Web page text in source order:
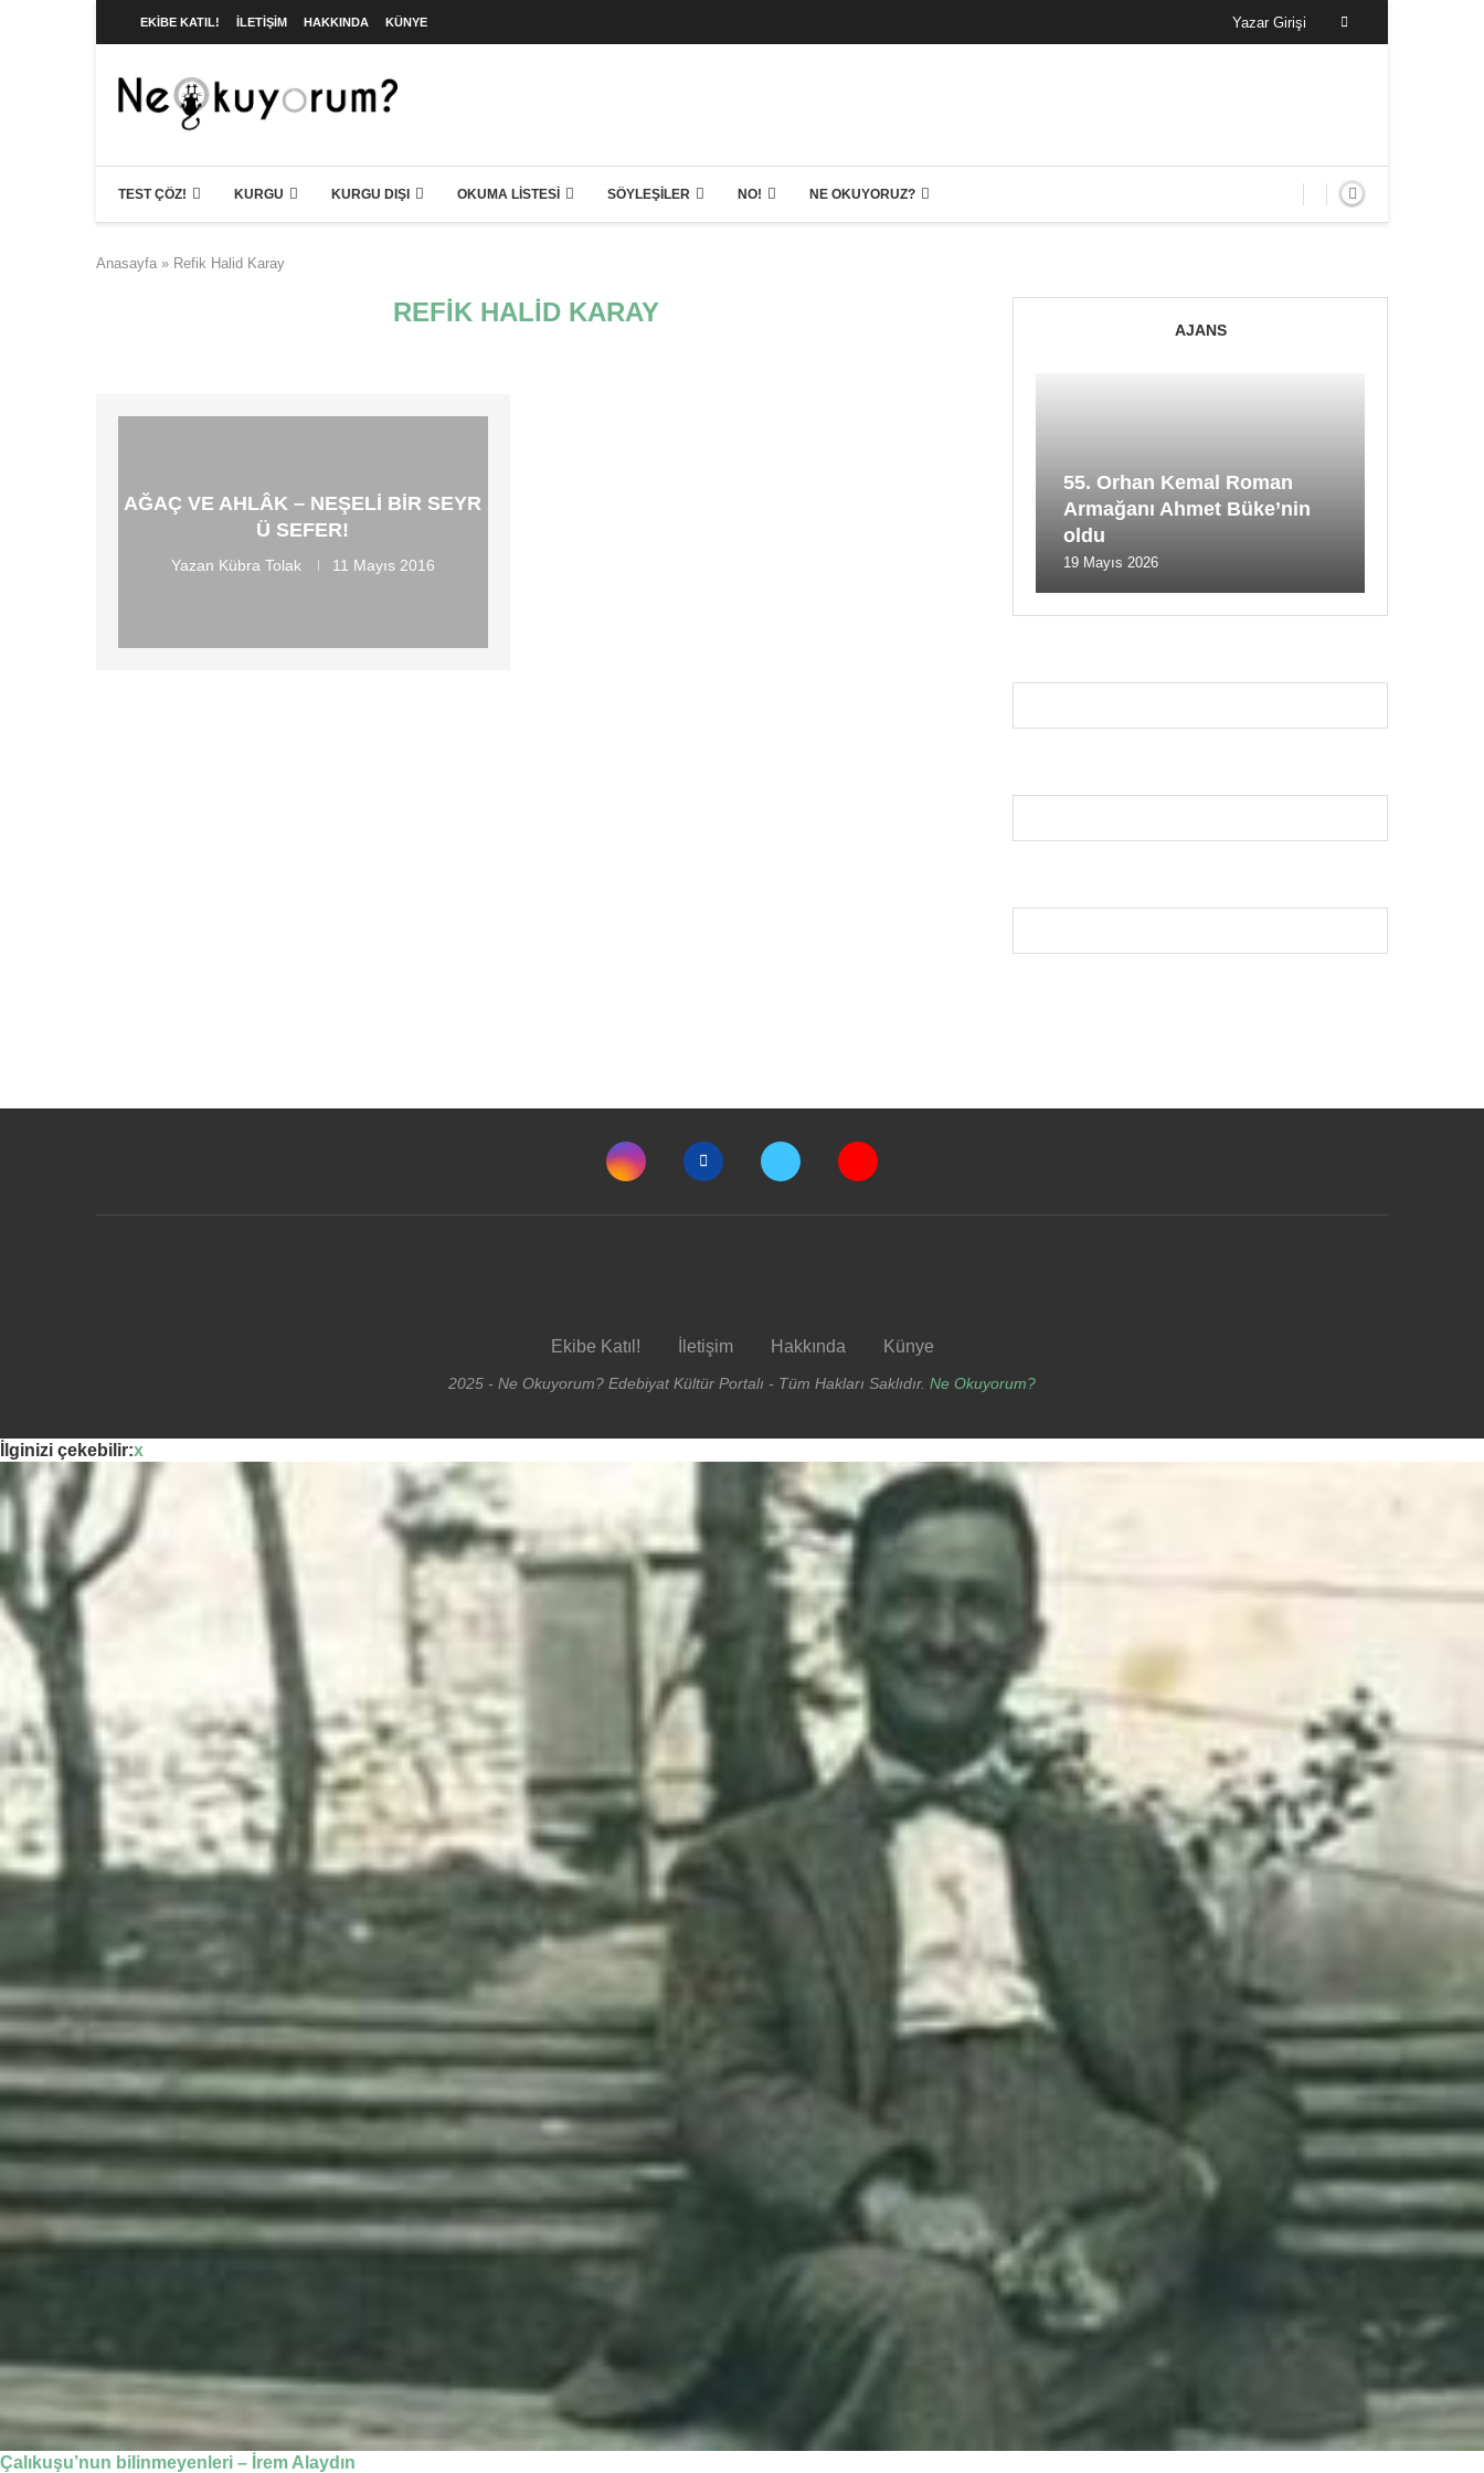
EKIBE KATIL! İLETIŞIM HAKKINDA KÜNYE Yazar Girişi
TEST ÇÖZ! KURGU KURGU DIŞI OKUMA LISTESI SÖYLEŞILER NO! NE OKUYORUZ?
Anasayfa » Refik Halid Karay
REFIK HALID KARAY
AĞAÇ VE AHLÂK – NEŞELI BIR SEYR
Ü SEFER!
Yazan Kübra Tolak 11 Mayıs 2016
AJANS
55. Orhan Kemal Roman
Armağanı Ahmet Büke’nin
oldu
19 Mayıs 2026
Ekibe Katıl! İletişim Hakkında Künye
2025 - Ne Okuyorum? Edebiyat Kültür Portalı - Tüm Hakları Saklıdır. Ne Okuyorum?
İlginizi çekebilir:x
Çalıkuşu’nun bilinmeyenleri – İrem Alaydın